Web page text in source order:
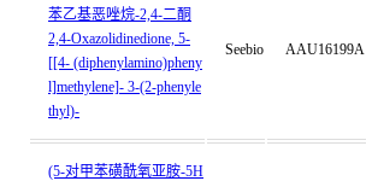
苯乙基恶唑烷-2,4-二酮
2,4-Oxazolidinedione, 5-
[[4- (diphenylamino)pheny
l]methylene]- 3-(2-phenyle
thyl)-
Seebio AAU16199A
(5-对甲苯磺酰氧亚胺-5H